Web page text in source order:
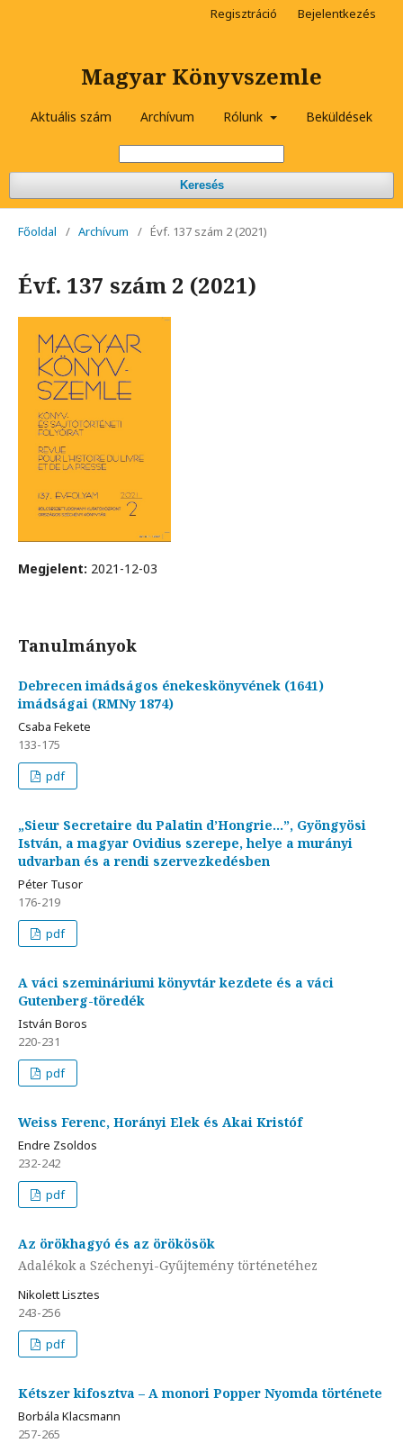
Magyar Könyvszemle
Aktuális szám Archívum Rólunk Beküldések
Keresés
Regisztráció Bejelentkezés
Főoldal / Archívum / Évf. 137 szám 2 (2021)
Évf. 137 szám 2 (2021)
Megjelent: 2021-12-03
Tanulmányok
Debrecen imádságos énekeskönyvének (1641)
imádságai (RMNy 1874)
Csaba Fekete
133-175
pdf
„Sieur Secretaire du Palatin d’Hongrie…”, Gyöngyösi
István, a magyar Ovidius szerepe, helye a murányi
udvarban és a rendi szervezkedésben
Péter Tusor
176-219
pdf
A váci szemináriumi könyvtár kezdete és a váci
Gutenberg-töredék
István Boros
220-231
pdf
Weiss Ferenc, Horányi Elek és Akai Kristóf
Endre Zsoldos
232-242
pdf
Az örökhagyó és az örökösök
Adalékok a Széchenyi-Gyűjtemény történetéhez
Nikolett Lisztes
243-256
pdf
Kétszer kifosztva – A monori Popper Nyomda története
Borbála Klacsmann
257-265